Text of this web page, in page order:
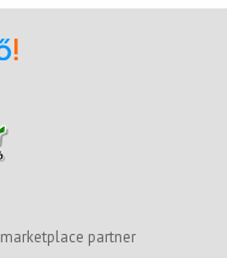
marketplace partner